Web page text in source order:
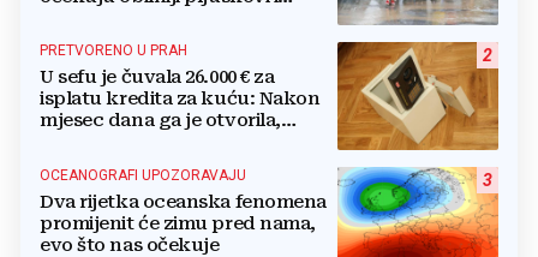
2
PRETVORENO U PRAH
U sefu je čuvala 26.000 € za
isplatu kredita za kuću: Nakon
mjesec dana ga je otvorila,
3
OCEANOGRAFI UPOZORAVAJU
Dva rijetka oceanska fenomena
promijenit će zimu pred nama,
evo što nas očekuje